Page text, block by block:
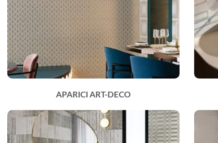
APARICI ART-DECO